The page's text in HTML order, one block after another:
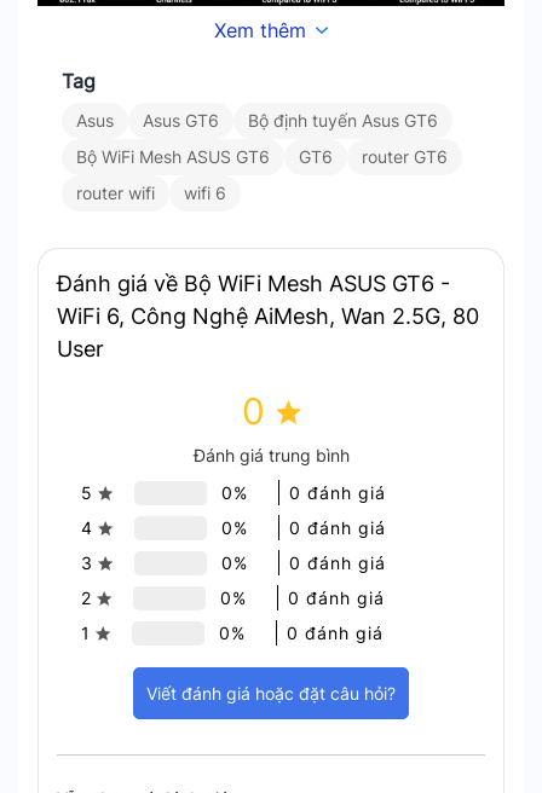
của kết nối băng thông rộng
Một trong những điểm nổi bật nhất của Asus GT6
là cổng WAN 2.5Gbps:
Tốc độ truyền tải cao: Hỗ trợ tốc độ cao gấp
2.5 lần so với chuẩn Gigabit Ethernet thông
thường.
Tương thích với các nhà cung cấp dịch vụ
dụng tối đa gói internet tốc độ cao.
Xem thêm
Tag
Asus Asus GT6
Bộ định tuyến Asus GT6
Bộ WiFi Mesh ASUS GT6
GT6
router GT6
router wifi
wifi 6
Đánh giá về Bộ WiFi Mesh ASUS GT6 -
WiFi 6, Công Nghệ AiMesh, Wan 2.5G, 80
User
0
Đánh giá trung bình
5
0%
0 đánh giá
4
0%
0 đánh giá
3
0%
0 đánh giá
2
0%
0 đánh giá
1
0% 0 đánh giá
Viết đánh giá hoặc đặt câu hỏi?